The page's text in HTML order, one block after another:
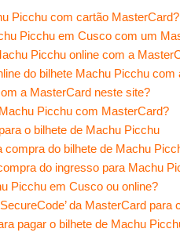
Picchu com cartão MasterCard?
Picchu em Cusco com um
Picchu online com a
do bilhete Machu Picchu com
a MasterCard neste site?
Picchu com MasterCard?
o bilhete de Machu Picchu
compra do bilhete de Machu
do ingresso para Machu
Picchu em Cusco ou online?
da MasterCard
pagar o bilhete de Machu